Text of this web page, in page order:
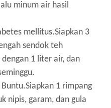
minum air hasil
mellitus.Siapkan 3
sendok teh
1 liter air, dan
1 rimpang
nipis, garam, dan gula